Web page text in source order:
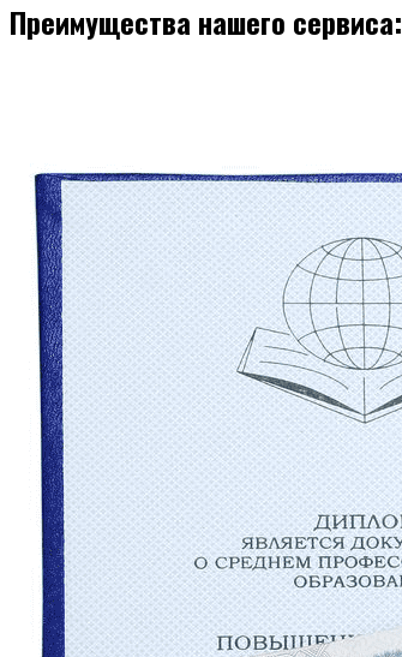
Преимущества нашего сервиса: